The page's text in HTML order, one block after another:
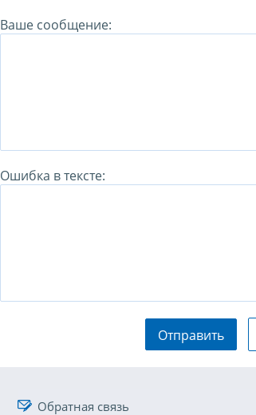
Ваше сообщение:
Ошибка в тексте:
Отправить
Обратная связь